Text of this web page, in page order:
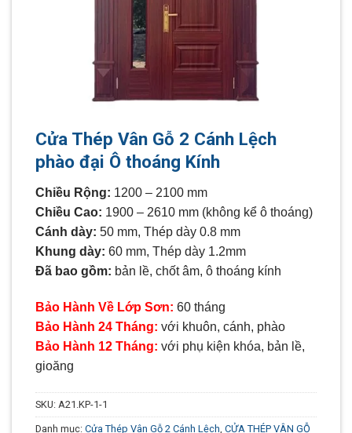
Cửa Thép Vân Gỗ 2 Cánh Lệch
phào đại Ô thoáng Kính
Chiều Rộng: 1200 – 2100 mm
Chiều Cao: 1900 – 2610 mm (không kể ô thoáng)
Cánh dày: 50 mm, Thép dày 0.8 mm
Khung dày: 60 mm, Thép dày 1.2mm
Đã bao gồm: bản lề, chốt âm, ô thoáng kính
Bảo Hành Về Lớp Sơn: 60 tháng
Bảo Hành 24 Tháng: với khuôn, cánh, phào
Bảo Hành 12 Tháng: với phụ kiện khóa, bản lề,
gioăng
SKU: A21.KP-1-1
Danh mục: Cửa Thép Vân Gỗ 2 Cánh Lệch CỬA THÉP VÂN GỖ